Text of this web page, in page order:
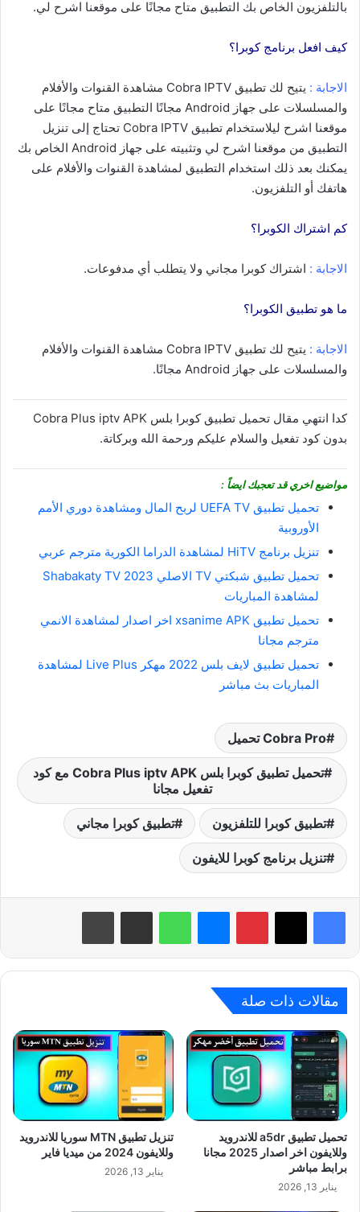
بالتلفزيون الخاص بك التطبيق متاح مجانًا على موقعنا اشرح لي.
كيف افعل برنامج كوبرا؟
الاجابة :
يتيح لك تطبيق Cobra IPTV مشاهدة القنوات والأفلام
والمسلسلات على جهاز Android مجانًا التطبيق متاح مجانًا على
موقعنا اشرح ليلاستخدام تطبيق Cobra IPTV تحتاج إلى تنزيل
التطبيق من موقعنا اشرح لي وتثبيته على جهاز Android الخاص بك
يمكنك بعد ذلك استخدام التطبيق لمشاهدة القنوات والأفلام على
هاتفك أو التلفزيون.
كم اشتراك الكوبرا؟
الاجابة : اشتراك كوبرا مجاني ولا يتطلب أي مدفوعات.
ما هو تطبيق الكوبرا؟
الاجابة :
يتيح لك تطبيق Cobra IPTV مشاهدة القنوات والأفلام
والمسلسلات على جهاز Android مجانًا.
كدا انتهي مقال تحميل تطبيق كوبرا بلس Cobra Plus iptv APK
بدون كود تفعيل والسلام عليكم ورحمة الله وبركاتة.
مواضيع اخري قد تعجبك ايضاً :
تحميل تطبيق UEFA TV لربح المال ومشاهدة دوري الأمم
الأوروبية
تنزيل برنامج HiTV لمشاهدة الدراما الكورية مترجم عربي
تحميل تطبيق شبكتي TV الاصلي Shabakaty TV 2023
لمشاهدة المباريات
تحميل تطبيق xsanime APK اخر اصدار لمشاهدة الانمي
مترجم مجانا
تحميل تطبيق لايف بلس 2022 مهكر Live Plus لمشاهدة
المباريات بث مباشر
Cobra Pro تحميل
تحميل تطبيق كوبرا بلس Cobra Plus iptv APK مع كود
تفعيل مجانا
تطبيق كوبرا للتلفزيون تطبيق كوبرا مجاني
تنزيل برنامج كوبرا للايفون
بينتيريست واتساب
مقالات ذات صلة
تحميل تطبيق a5dr للاندرويد
وللايفون اخر اصدار 2025 مجانا
برابط مباشر
يناير 13, 2026
تنزيل تطبيق MTN سوريا للاندرويد
وللايفون 2024 من ميديا فاير
يناير 13, 2026